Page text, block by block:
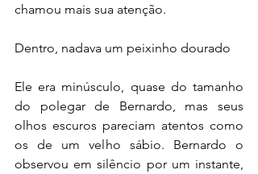
chamou mais sua atenção.
Dentro, nadava um peixinho dourado
Ele era minúsculo, quase do tamanho
do polegar de Bernardo, mas seus
olhos escuros pareciam atentos como
os de um velho sábio. Bernardo o
observou em silêncio por um instante,